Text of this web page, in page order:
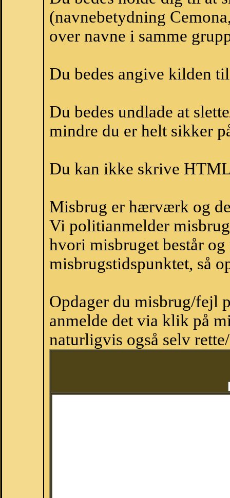
(navnebetydning
over navne i samme
Du bedes angive kilden
Du bedes undlade at
mindre du er helt sikker
Du kan ikke skrive
Misbrug er hærværk og
Vi politianmelder
hvori misbruget består
misbrugstidspunktet, så
Opdager du misbrug/fejl
anmelde det via klik på
naturligvis også selv